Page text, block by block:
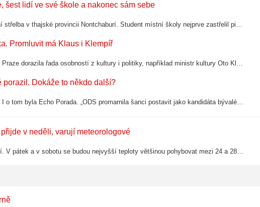
šest lidí ve své škole a nakonec sám sebe
Nejméně devět mrtvých včetně útočníka si vyžádala páteční střelba v thajské provincii Nontchaburí. Student místní školy nejprve zastřelil pistolí oba prarodiče a pak se vydal do školy, kde zabil tři učitele a tři žáky, dalších 15 lidí…
Promluvit má Klaus i Klempíř
Na poslední rozloučení s výtvarníkem Milanem Knížákem v Praze dorazila řada osobností z kultury i politiky, například ministr kultury Oto Klempíř, bývalý prezident Václav Klaus či hudebník Vladimír Franz i František Stárek zvaný Čuňas.…
porazil. Dokáže to někdo další?
Jak si stojí politické strany s plány na prezidentskou volbu? I o tom byla Echo Porada. „ODS promarnila šanci postavit jako kandidáta bývalého premiéra a svého předsedu Petra Fialu,“ myslí si Dalibor Balšínek. Proč by Petra Pavla porazil…
v neděli, varují meteorologové
Česko čeká po krátkém ochlazení další vlna horkého počasí. V pátek a v sobotu se budou nejvyšší teploty většinou pohybovat mezi 24 a 28 stupni, v pátek pouze na jižní Moravě a v sobotu místy i jinde mohou vystoupat až ke 30 stupňům. Pak se…